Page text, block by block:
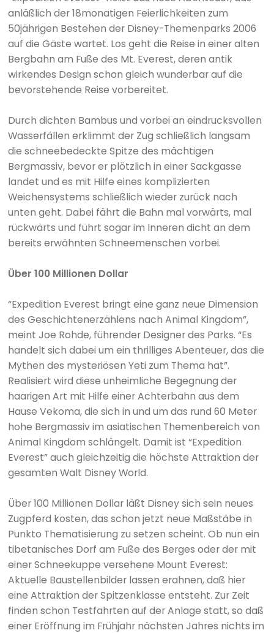
anläßlich der 18monatigen Feierlichkeiten zum
50jährigen Bestehen der Disney-Themenparks 2006
auf die Gäste wartet. Los geht die Reise in einer alten
Bergbahn am Fuße des Mt. Everest, deren antik
wirkendes Design schon gleich wunderbar auf die
bevorstehende Reise vorbereitet.
Durch dichten Bambus und vorbei an eindrucksvollen
Wasserfällen erklimmt der Zug schließlich langsam
die schneebedeckte Spitze des mächtigen
Bergmassiv, bevor er plötzlich in einer Sackgasse
landet und es mit Hilfe eines komplizierten
Weichensystems schließlich wieder zurück nach
unten geht. Dabei fährt die Bahn mal vorwärts, mal
rückwärts und führt sogar im Inneren dicht an dem
bereits erwähnten Schneemenschen vorbei.
Über 100 Millionen Dollar
“Expedition Everest bringt eine ganz neue Dimension
des Geschichtenerzählens nach Animal Kingdom”,
meint Joe Rohde, führender Designer des Parks. “Es
handelt sich dabei um ein thrilliges Abenteuer, das die
Mythen des mysteriösen Yeti zum Thema hat”.
Realisiert wird diese unheimliche Begegnung der
haarigen Art mit Hilfe einer Achterbahn aus dem
Hause Vekoma, die sich in und um das rund 60 Meter
hohe Bergmassiv im asiatischen Themenbereich von
Animal Kingdom schlängelt. Damit ist “Expedition
Everest” auch gleichzeitig die höchste Attraktion der
gesamten Walt Disney World.
Über 100 Millionen Dollar läßt Disney sich sein neues
Zugpferd kosten, das schon jetzt neue Maßstäbe in
Punkto Thematisierung zu setzen scheint. Ob nun ein
tibetanisches Dorf am Fuße des Berges oder der mit
einer Schneekuppe versehene Mount Everest:
Aktuelle Baustellenbilder lassen erahnen, daß hier
eine Attraktion der Spitzenklasse entsteht. Zur Zeit
finden schon Testfahrten auf der Anlage statt, so daß
einer Eröffnung im Frühjahr nächsten Jahres nichts im